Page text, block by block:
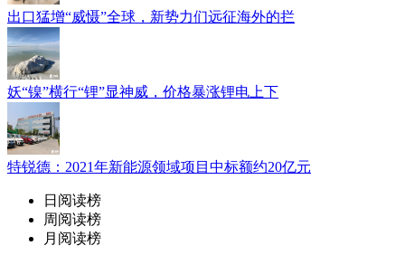
出口猛增“威慑”全球，新势力们远征海外的拦
妖“镍”横行“锂”显神威，价格暴涨锂电上下
特锐德：2021年新能源领域项目中标额约20亿元
日阅读榜
周阅读榜
月阅读榜